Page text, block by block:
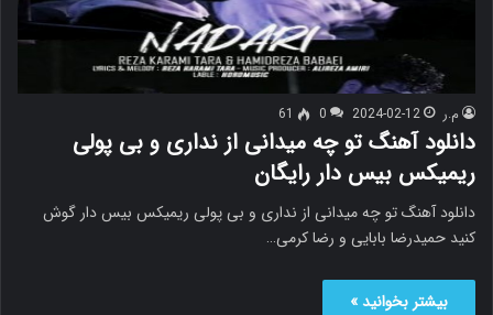
م.ر 2024-02-12
0
61
دانلود آهنگ تو چه میدانی از نداری و بی پولی
ریمیکس بیس دار رایگان
دانلود آهنگ تو چه میدانی از نداری و بی پولی ریمیکس بیس دار گوش
کنید حمیدرضا بابایی و رضا کرمی…
بیشتر بخوانید »